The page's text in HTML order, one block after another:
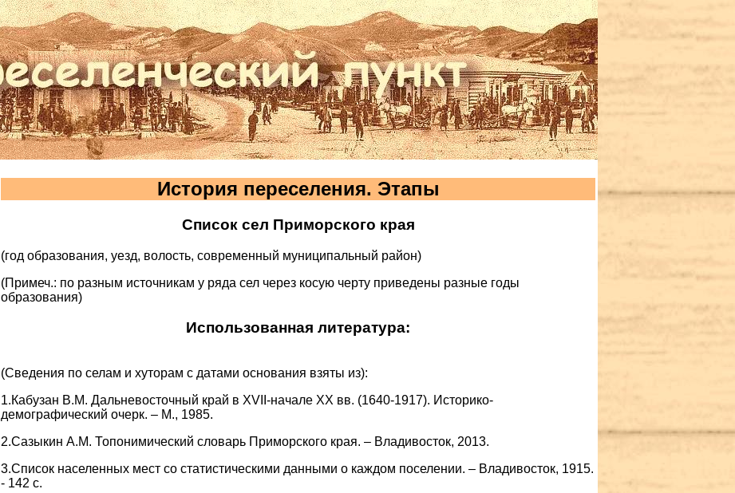
История переселения. Этапы
Список сел Приморского края
(год образования, уезд, волость, современный муниципальный район)
(Примеч.: по разным источникам у ряда сел через косую черту приведены разные годы
образования)
Использованная литература:
(Сведения по селам и хуторам с датами основания взяты из):
1.Кабузан В.М. Дальневосточный край в ХVII-начале ХХ вв. (1640-1917). Историко-
демографический очерк. – М., 1985.
2.Сазыкин А.М. Топонимический словарь Приморского края. – Владивосток, 2013.
3.Список населенных мест со статистическими данными о каждом поселении. – Владивосток, 1915.
- 142 с.